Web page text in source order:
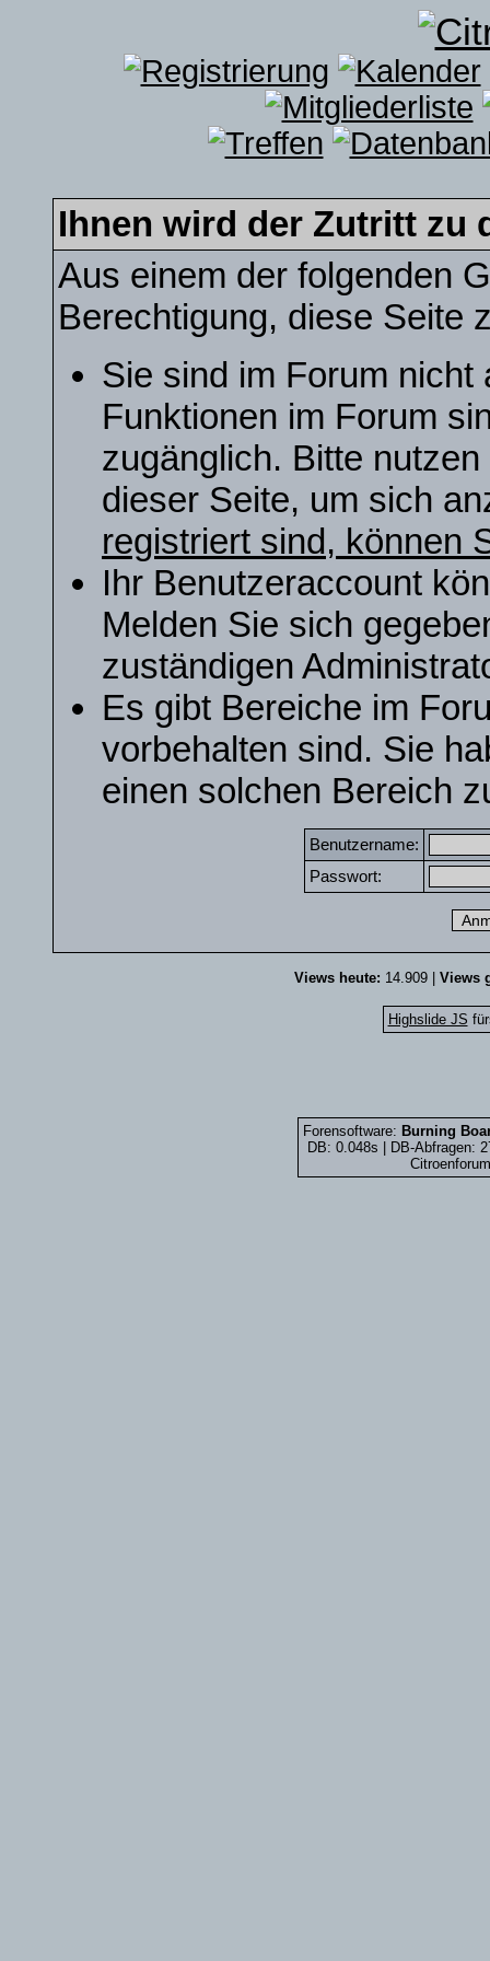
Ihnen wird der Zutritt zu
Aus einem der folgenden
Berechtigung, diese Seite
Sie sind im Forum nicht
Funktionen im Forum
zugänglich. Bitte
dieser Seite, um sich
registriert sind, können
Ihr Benutzeraccount
Melden Sie sich
zuständigen
Es gibt Bereiche im
vorbehalten sind. Sie
einen solchen Bereich
Benutzername:
Passwort:
Views heute: 14.909 | Views
Highslide JS
Forensoftware: Burning
DB: 0.048s | DB-Abfragen: